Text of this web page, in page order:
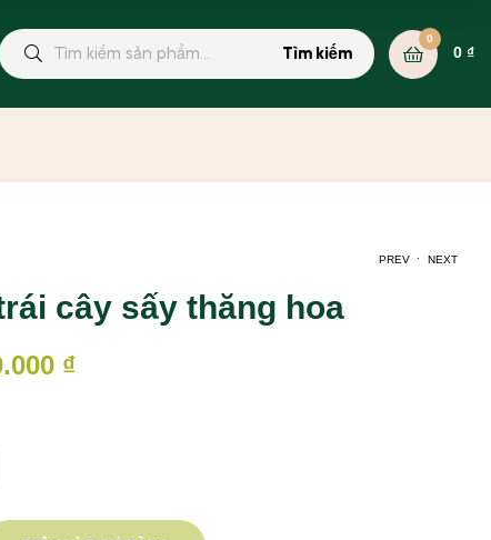
Tìm kiếm
0
0 ₫
PREV NEXT
cây sấy thăng hoa
₫